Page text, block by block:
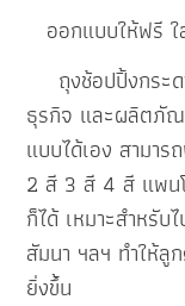
ออกแบบให้ฟรี
ถุงช้อปปิ้งกระด
ธุรกิจ และผลิตภั
แบบได้เอง สามา
2 สี 3 สี 4 สี แพน
ก็ได้ เหมาะสำหรับ
สัมนา ฯลฯ ทำให้ลู
ยิ่งขึ้น